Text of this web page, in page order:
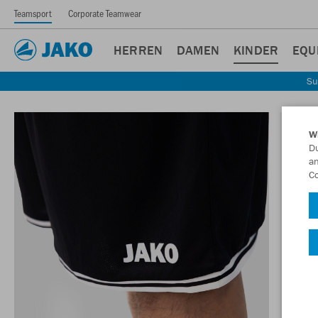
Teamsport Corporate Teamwear
HERREN DAMEN KINDER